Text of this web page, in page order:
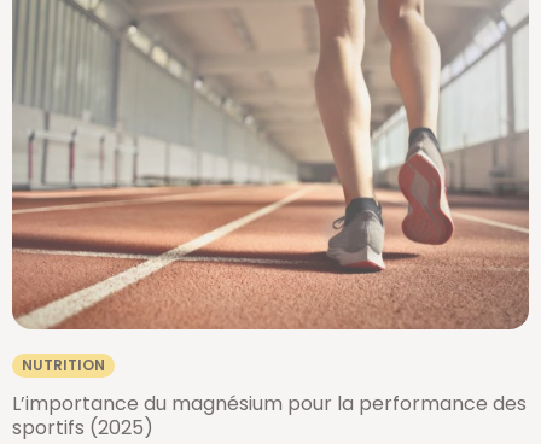
NUTRITION
L’importance du magnésium pour la performance des
sportifs (2025)